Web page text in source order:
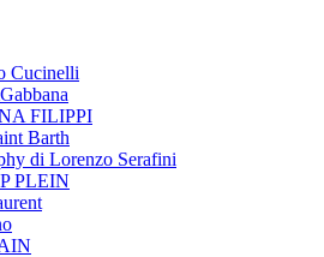
Cucinelli
FILIPPI
Barth
di Lorenzo Serafini
PLEIN